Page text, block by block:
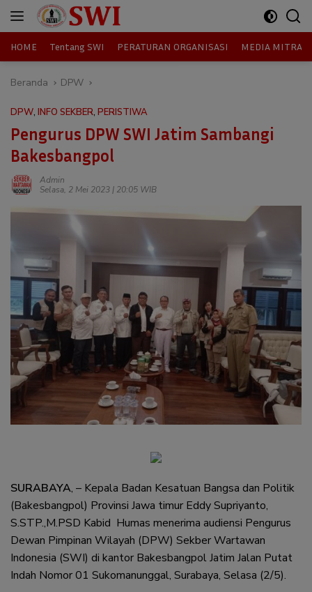
Langsung
HOME Tentang SWI PERATURAN ORGANISASI MEDIA MITRA
Beranda DPW
DPW, INFO SEKBER, PERISTIWA
Pengurus DPW SWI Jatim Sambangi
Bakesbangpol
Admin
Selasa, 2 Mei 2023 | 20:05 WIB
SURABAYA, – Kepala Badan Kesatuan Bangsa dan Politik
(Bakesbangpol) Provinsi Jawa timur Eddy Supriyanto,
S.STP.,M.PSD Kabid Humas menerima audiensi Pengurus
Dewan Pimpinan Wilayah (DPW) Sekber Wartawan
Indonesia (SWI) di kantor Bakesbangpol Jatim Jalan Putat
Indah Nomor 01 Sukomanunggal, Surabaya, Selasa (2/5).